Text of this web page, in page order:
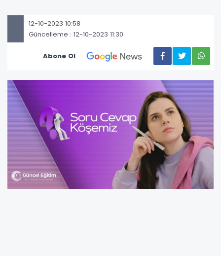
12-10-2023 10:58
Güncelleme : 12-10-2023 11:30
Abone Ol